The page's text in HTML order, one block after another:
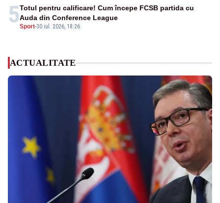
5Sport-30 iul. 2026, 18:26
Totul pentru calificare! Cum începe FCSB partida cu
Auda din Conference League
ACTUALITATE